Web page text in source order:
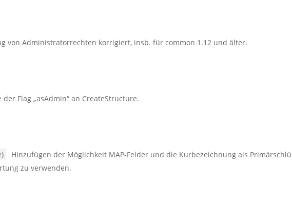
von Administratorrechten korrigiert, insb. für common 1.12 und älter.
der Flag „asAdmin“ an CreateStructure.
Hinzufügen der Möglichkeit MAP-Felder und die Kurbezeichnung als
zu verwenden.